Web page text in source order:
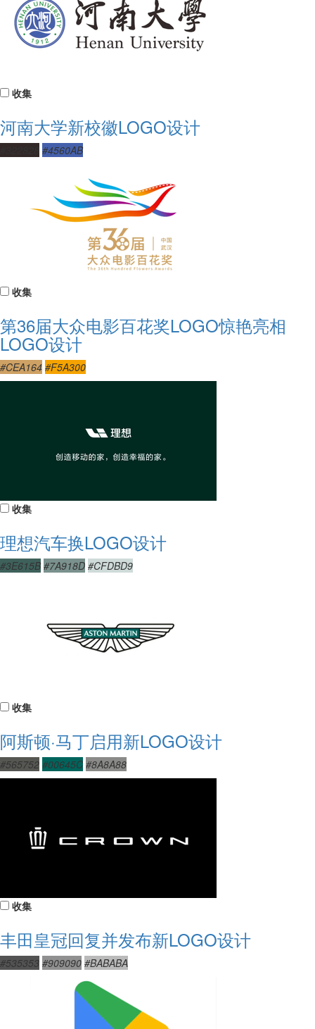
收集
河南大学新校徽LOGO设计
#4560AB
收集
第36届大众电影百花奖LOGO惊艳亮相
LOGO设计
#CEA164 #F5A300
收集
理想汽车换LOGO设计
#3E615B #7A918D #CFDBD9
收集
阿斯顿·马丁启用新LOGO设计
#565752 #00645C #8A8A88
收集
丰田皇冠回复并发布新LOGO设计
#535353 #909090 #BABABA